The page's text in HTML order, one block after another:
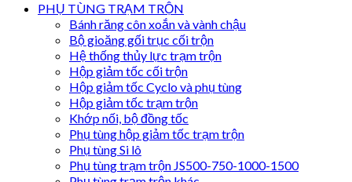
PHỤ TÙNG TRẠM TRỘN
Bánh răng côn xoắn và vành chậu
Bộ gioăng gối trục cối trộn
Hệ thống thủy lực trạm trộn
Hộp giảm tốc cối trộn
Hộp giảm tốc Cyclo và phụ tùng
Hộp giảm tốc trạm trộn
Khớp nối, bộ đồng tốc
Phụ tùng hộp giảm tốc trạm trộn
Phụ tùng Si lô
Phụ tùng trạm trộn JS500-750-1000-1500